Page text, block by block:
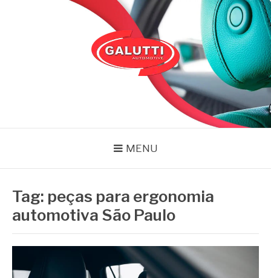
MENU
Tag: peças para ergonomia
automotiva São Paulo